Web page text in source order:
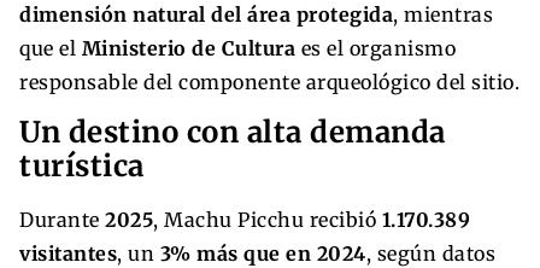
dimensión natural del área protegida, mientras
que el Ministerio de Cultura es el organismo
responsable del componente arqueológico del sitio.
Un destino con alta demanda
turística
Durante 2025, Machu Picchu recibió 1.170.389
visitantes, un 3% más que en 2024, según datos